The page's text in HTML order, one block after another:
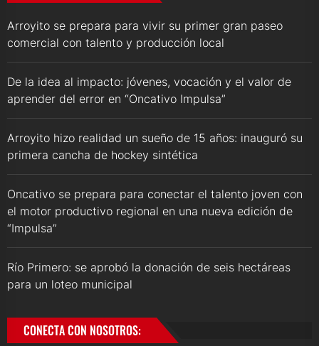
Arroyito se prepara para vivir su primer gran paseo
comercial con talento y producción local
De la idea al impacto: jóvenes, vocación y el valor de
aprender del error en “Oncativo Impulsa”
Arroyito hizo realidad un sueño de 15 años: inauguró su
primera cancha de hockey sintética
Oncativo se prepara para conectar el talento joven con
el motor productivo regional en una nueva edición de
“Impulsa”
Río Primero: se aprobó la donación de seis hectáreas
para un loteo municipal
CONECTA CON NOSOTROS: